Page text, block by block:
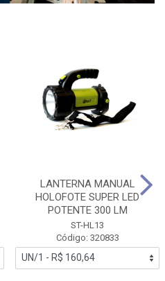
LANTERNA MANUAL
HOLOFOTE SUPER LED
POTENTE 300 LM
ST-HL13
Código: 320833